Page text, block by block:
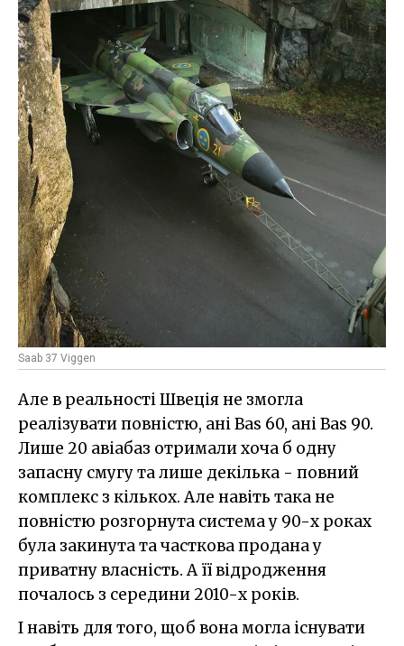
Saab 37 Viggen
Але в реальності Швеція не змогла
реалізувати повністю, ані Bas 60, ані Bas 90.
Лише 20 авіабаз отримали хоча б одну
запасну смугу та лише декілька - повний
комплекс з кількох. Але навіть така не
повністю розгорнута система у 90-х роках
була закинута та часткова продана у
приватну власність. А її відродження
почалось з середини 2010-х років.
І навіть для того, щоб вона могла існувати